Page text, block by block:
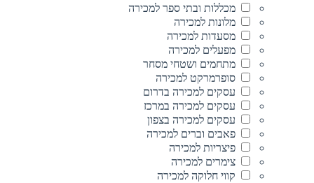
מכללות ובתי ספר למכירה
מלונות למכירה
מסעדות למכירה
מפעלים למכירה
מתחמים ושטחי מסחר
סופרמרקט למכירה
עסקים למכירה בדרום
עסקים למכירה במרכז
עסקים למכירה בצפון
פאבים וברים למכירה
פיצריות למכירה
צימרים למכירה
קווי חלוקה למכירה